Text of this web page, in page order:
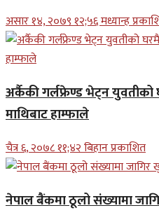
असार १४, २०७९ १२;५६ मध्यान्ह
अर्कैकी गर्लफ्रेण्ड भेट्न
माथिबाट हाम्फाले
चैत्र ६, २०७८ ११;४२ बिहान प्रकाशित
नेपाल बैंकमा ठूलो संख्यामा